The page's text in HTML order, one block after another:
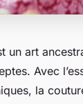
un art
Avec
la